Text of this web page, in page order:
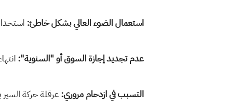
استعمال الضوء العالي بشكل خاطئ:
عدم تجديد إجازة السوق أو "السنوية":
التسبب في ازدحام مروري: عرقلة حركة